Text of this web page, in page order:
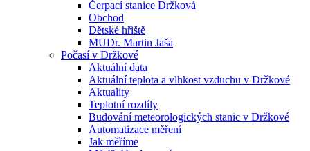
Čerpací stanice Držková
Obchod
Dětské hřiště
MUDr. Martin Jaša
Počasí v Držkové
Aktuální data
Aktuální teplota a vlhkost vzduchu v Držkové
Aktuality
Teplotní rozdíly
Budování meteorologických stanic v Držkové
Automatizace měření
Jak měříme